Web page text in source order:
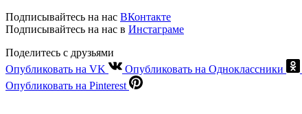
Подписывайтесь на нас ВКонтакте
Подписывайтесь на нас в Инстаграме
Поделитесь с друзьями
Опубликовать на VK
Опубликовать на Одноклассники
Опубликовать на Pinterest